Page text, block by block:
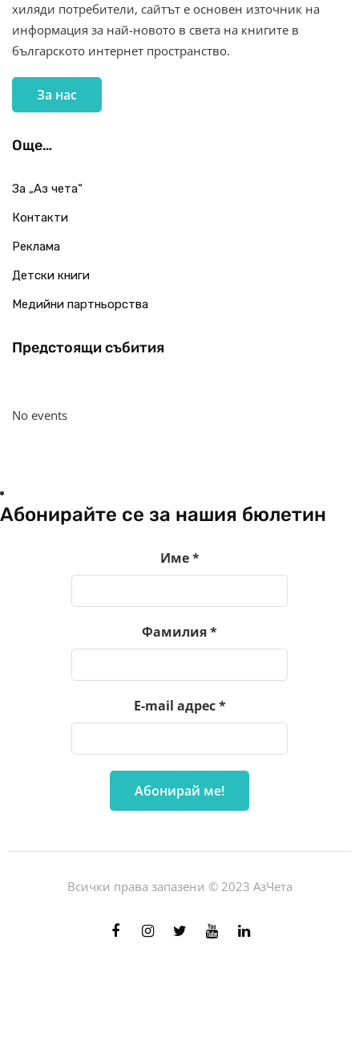
хиляди потребители, сайтът е основен източник на
информация за най-новото в света на книгите в
българското интернет пространство.
За нас
Още…
За „Аз чета“
Контакти
Реклама
Детски книги
Медийни партньорства
Предстоящи събития
No events
Абонирайте се за нашия бюлетин
Име*
Фамилия*
E-mail адрес*
Всички права запазени © 2023 АзЧета